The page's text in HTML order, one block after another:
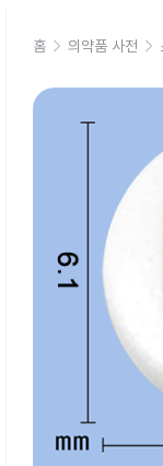
홈 의약품 사전